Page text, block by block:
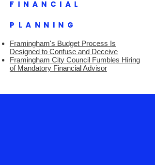
FINANCIAL
PLANNING
Framingham's Budget Process Is
Designed to Confuse and Deceive
Framingham City Council Fumbles Hiring
of Mandatory Financial Advisor